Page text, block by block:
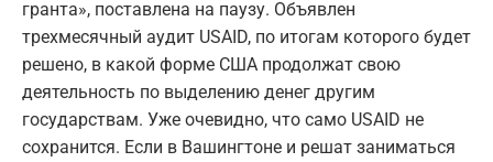
гранта», поставлена на паузу. Объявлен
трехмесячный аудит USAID, по итогам которого будет
решено, в какой форме США продолжат свою
деятельность по выделению денег другим
государствам. Уже очевидно, что само USAID не
сохранится. Если в Вашингтоне и решат заниматься